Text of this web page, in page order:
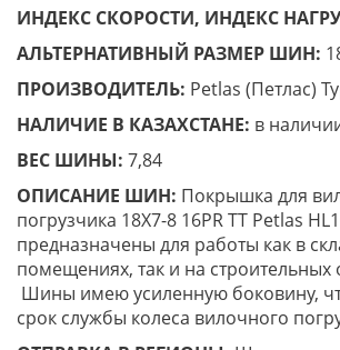
ИНДЕКС СКОРОСТИ, ИНДЕКС
АЛЬТЕРНАТИВНЫЙ РАЗМЕР ШИН:
ПРОИЗВОДИТЕЛЬ: Petlas (Петлас)
НАЛИЧИЕ В КАЗАХСТАНЕ: в
ВЕС ШИНЫ: 7,84
ОПИСАНИЕ ШИН: Покрышка для
погрузчика 18X7-8 16PR TT Petlas
предназначены для работы как в
помещениях, так и на строительных
Шины имею усиленную боковину,
срок службы колеса вилочного